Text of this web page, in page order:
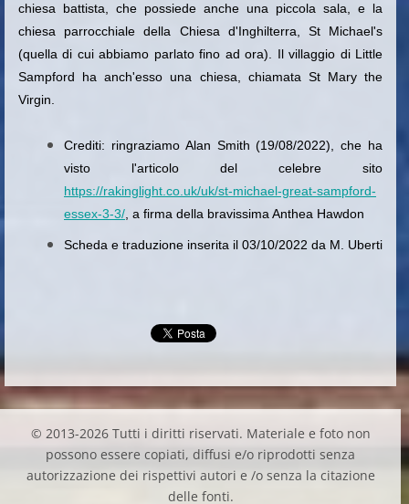
chiesa battista, che possiede anche una piccola sala, e la
chiesa parrocchiale della Chiesa d'Inghilterra, St Michael's
(quella di cui abbiamo parlato fino ad ora). Il villaggio di Little
Sampford ha anch'esso una chiesa, chiamata St Mary the
Virgin.
Crediti: ringraziamo Alan Smith (19/08/2022), che ha
visto l'articolo del celebre sito
https://rakinglight.co.uk/uk/st-michael-great-sampford-
essex-3-3/ , a firma della bravissima Anthea Hawdon
Scheda e traduzione inserita il 03/10/2022 da M. Uberti
© 2013-2026 Tutti i diritti riservati. Materiale e foto non
possono essere copiati, diffusi e/o riprodotti senza
autorizzazione dei rispettivi autori e /o senza la citazione
delle fonti.